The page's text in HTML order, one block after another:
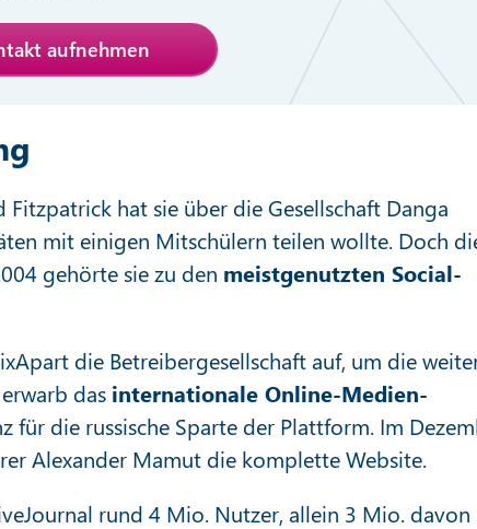
aufnehmen
hat sie über die Gesellschaft Danga
mit einigen Mitschülern teilen wollte. Doch
gehörte sie zu den meistgenutzten Social-
die Betreibergesellschaft auf, um die
das internationale Online-Medien-
für die russische Sparte der Plattform. Im
Alexander Mamut die komplette Website.
rund 4 Mio. Nutzer, allein 3 Mio. davon